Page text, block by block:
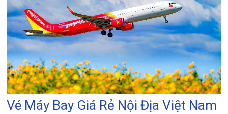
Vé Máy Bay Giá Rẻ Nội Địa Việt Nam